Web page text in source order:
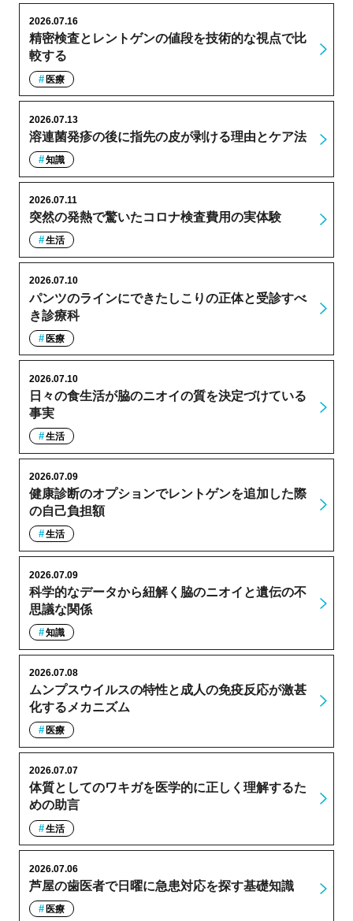
精密検査とレントゲンの値段を技術的な視点で比
較する
2026.07.16
医療
溶連菌発疹の後に指先の皮が剥ける理由とケア法
2026.07.13
知識
突然の発熱で驚いたコロナ検査費用の実体験
2026.07.11
生活
パンツのラインにできたしこりの正体と受診すべ
き診療科
2026.07.10
医療
日々の食生活が脇のニオイの質を決定づけている
事実
2026.07.10
生活
健康診断のオプションでレントゲンを追加した際
の自己負担額
2026.07.09
生活
科学的なデータから紐解く脇のニオイと遺伝の不
思議な関係
2026.07.09
知識
ムンプスウイルスの特性と成人の免疫反応が激甚
化するメカニズム
2026.07.08
医療
体質としてのワキガを医学的に正しく理解するた
めの助言
2026.07.07
生活
芦屋の歯医者で日曜に急患対応を探す基礎知識
2026.07.06
医療